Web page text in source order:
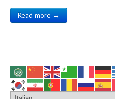
Read more →